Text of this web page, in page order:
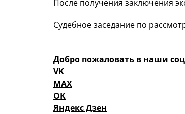
После получения заключения
Судебное заседание по
Добро пожаловать в наши
VK
MAX
OK
Яндекс Дзен